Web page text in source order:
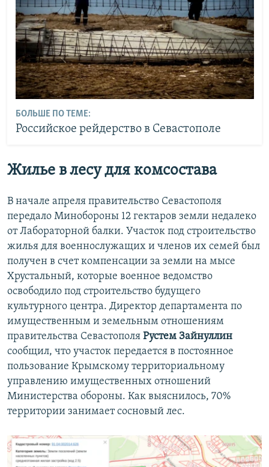
БОЛЬШЕ ПО ТЕМЕ:
Российское рейдерство в Севастополе
Жилье в лесу для комсостава
В начале апреля правительство Севастополя
передало Минобороны 12 гектаров земли недалеко
от Лабораторной балки. Участок под строительство
жилья для военнослужащих и членов их семей был
получен в счет компенсации за земли на мысе
Хрустальный, которые военное ведомство
освободило под строительство будущего
культурного центра. Директор департамента по
имущественным и земельным отношениям
правительства Севастополя Рустем Зайнуллин
сообщил, что участок передается в постоянное
пользование Крымскому территориальному
управлению имущественных отношений
Министерства обороны. Как выяснилось, 70%
территории занимает сосновый лес.